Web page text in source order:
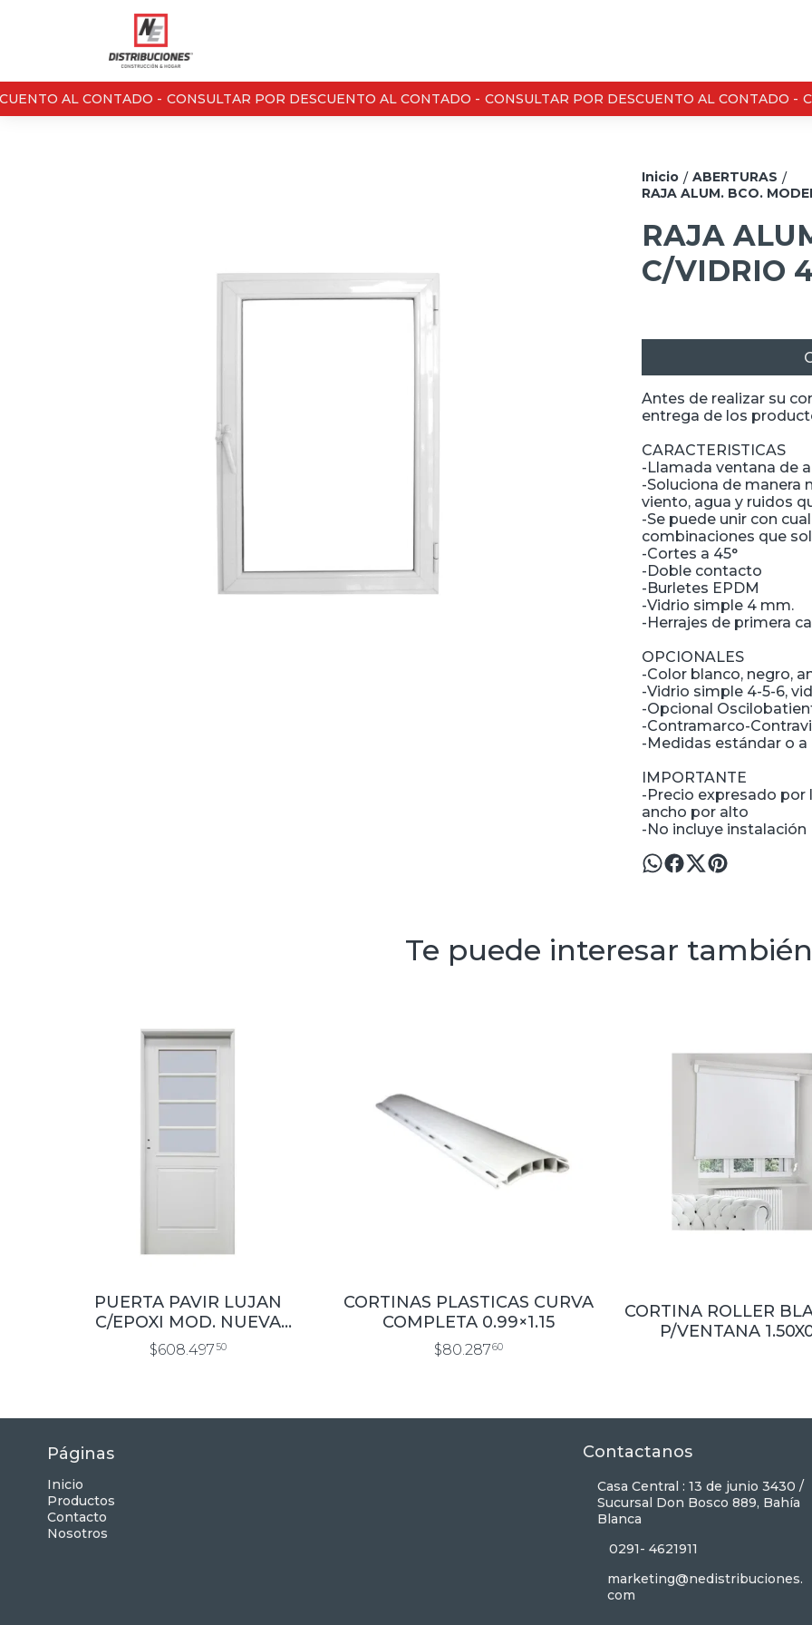
AL CONTADO - CONSULTAR POR DESCUENTO AL CONTADO - CONSULTAR POR DESCUENTO AL CONTADO -
Inicio / ABERTURAS /
RAJA ALUM. BCO.
RAJA
C/VIDRIO
Antes de realizar su
entrega de los
CARACTERISTICAS
-Llamada ventana de
-Soluciona de manera
viento, agua y ruidos
-Se puede unir con
combinaciones que
-Cortes a 45°
-Doble contacto
-Burletes EPDM
-Vidrio simple 4 mm.
-Herrajes de primera
OPCIONALES
-Color blanco, negro,
-Vidrio simple 4-5-6,
-Opcional
-Contramarco-
-Medidas estándar o
IMPORTANTE
-Precio expresado
ancho por alto
-No incluye instalación
Te puede interesar también
PUERTA PAVIR LUJAN
C/EPOXI MOD. NUEVA
FLORENCIA 0.80×2.00
$608.49750
CORTINAS PLASTICAS CURVA
COMPLETA 0.99×1.15
$80.28760
CORTINA ROLLER
P/VENTANA
Páginas
Inicio
Productos
Contacto
Nosotros
Contactanos
Casa Central : 13 de junio 3430 /
Sucursal Don Bosco 889, Bahía
Blanca
0291- 4621911
marketing@nedistribuciones.
com